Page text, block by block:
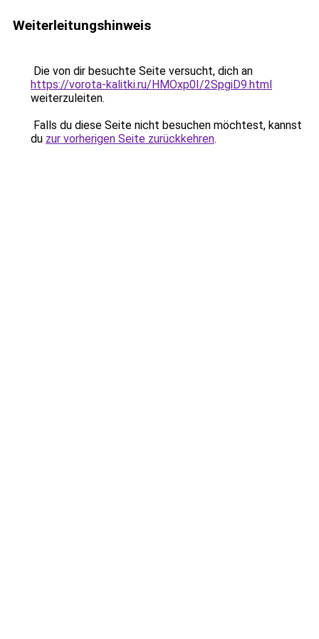
Weiterleitungshinweis
Die von dir besuchte Seite versucht, dich an
https://vorota-kalitki.ru/HMOxp0I/2SpgiD9.html
weiterzuleiten.
Falls du diese Seite nicht besuchen möchtest, kannst
du zur vorherigen Seite zurückkehren.